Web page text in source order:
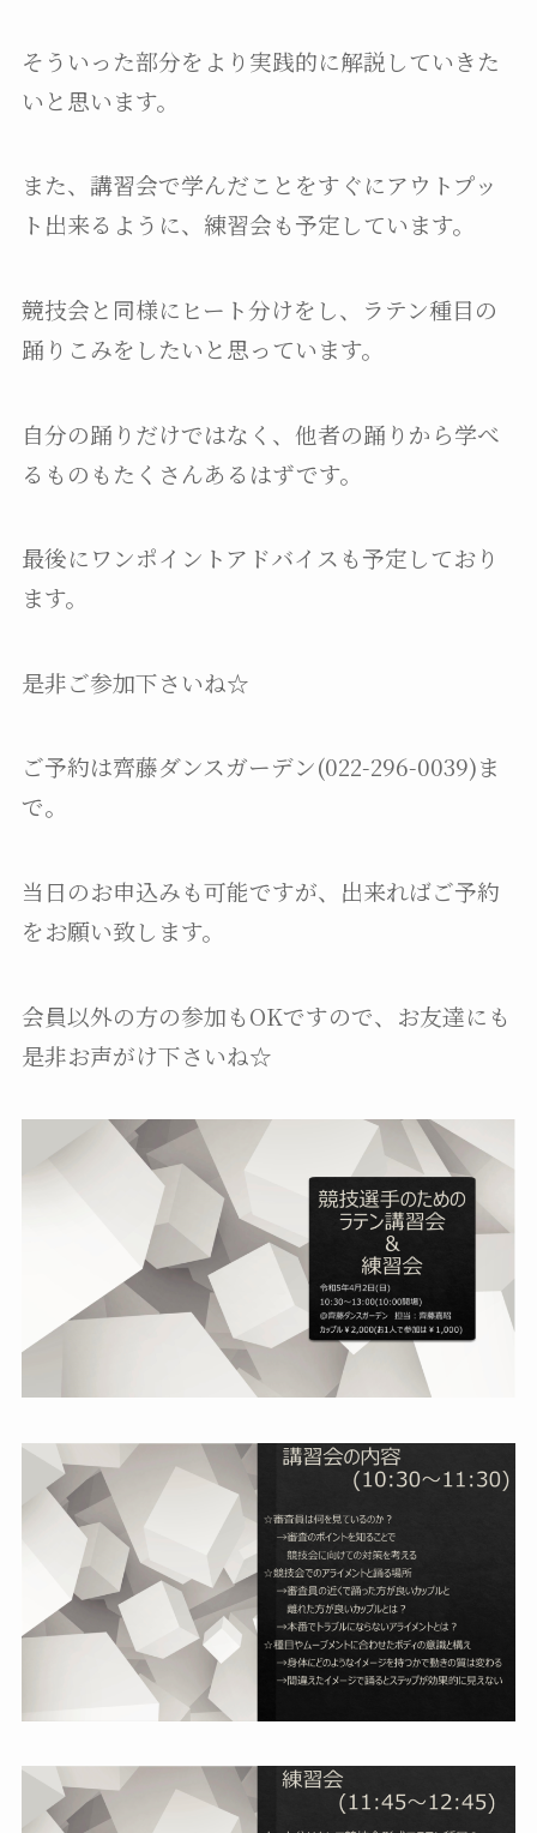
そういった部分をより実践的に解説していきた
いと思います。
また、講習会で学んだことをすぐにアウトプッ
ト出来るように、練習会も予定しています。
競技会と同様にヒート分けをし、ラテン種目の
踊りこみをしたいと思っています。
自分の踊りだけではなく、他者の踊りから学べ
るものもたくさんあるはずです。
最後にワンポイントアドバイスも予定しており
ます。
是非ご参加下さいね☆
ご予約は齊藤ダンスガーデン(022-296-0039)ま
で。
当日のお申込みも可能ですが、出来ればご予約
をお願い致します。
会員以外の方の参加もOKですので、お友達にも
是非お声がけ下さいね☆